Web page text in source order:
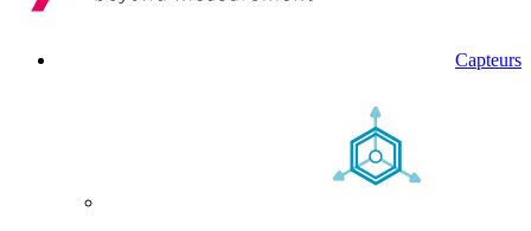
Capteurs